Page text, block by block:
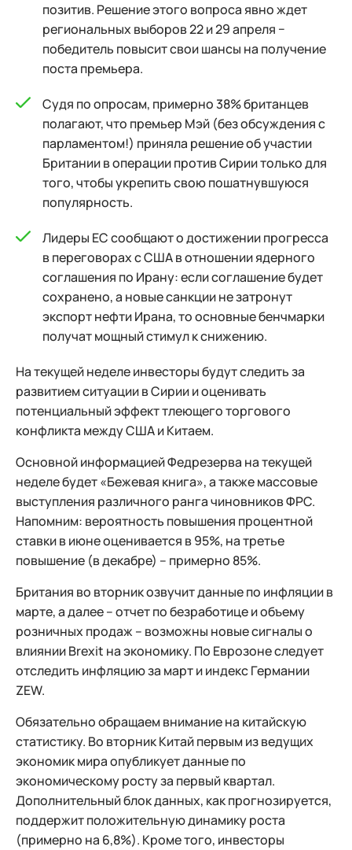
позитив. Решение этого вопроса явно ждет
региональных выборов 22 и 29 апреля −
победитель повысит свои шансы на получение
поста премьера.
Судя по опросам, примерно 38% британцев
полагают, что премьер Мэй (без обсуждения с
парламентом!) приняла решение об участии
Британии в операции против Сирии только для
того, чтобы укрепить свою пошатнувшуюся
популярность.
Лидеры ЕС сообщают о достижении прогресса
в переговорах с США в отношении ядерного
соглашения по Ирану: если соглашение будет
сохранено, а новые санкции не затронут
экспорт нефти Ирана, то основные бенчмарки
получат мощный стимул к снижению.
На текущей неделе инвесторы будут следить за
развитием ситуации в Сирии и оценивать
потенциальный эффект тлеющего торгового
конфликта между США и Китаем.
Основной информацией Федрезерва на текущей
неделе будет «Бежевая книга», а также массовые
выступления различного ранга чиновников ФРС.
Напомним: вероятность повышения процентной
ставки в июне оценивается в 95%, на третье
повышение (в декабре) – примерно 85%.
Британия во вторник озвучит данные по инфляции в
марте, а далее – отчет по безработице и объему
розничных продаж – возможны новые сигналы о
влиянии Brexit на экономику. По Еврозоне следует
отследить инфляцию за март и индекс Германии
ZEW.
Обязательно обращаем внимание на китайскую
статистику. Во вторник Китай первым из ведущих
экономик мира опубликует данные по
экономическому росту за первый квартал.
Дополнительный блок данных, как прогнозируется,
поддержит положительную динамику роста
(примерно на 6,8%). Кроме того, инвесторы